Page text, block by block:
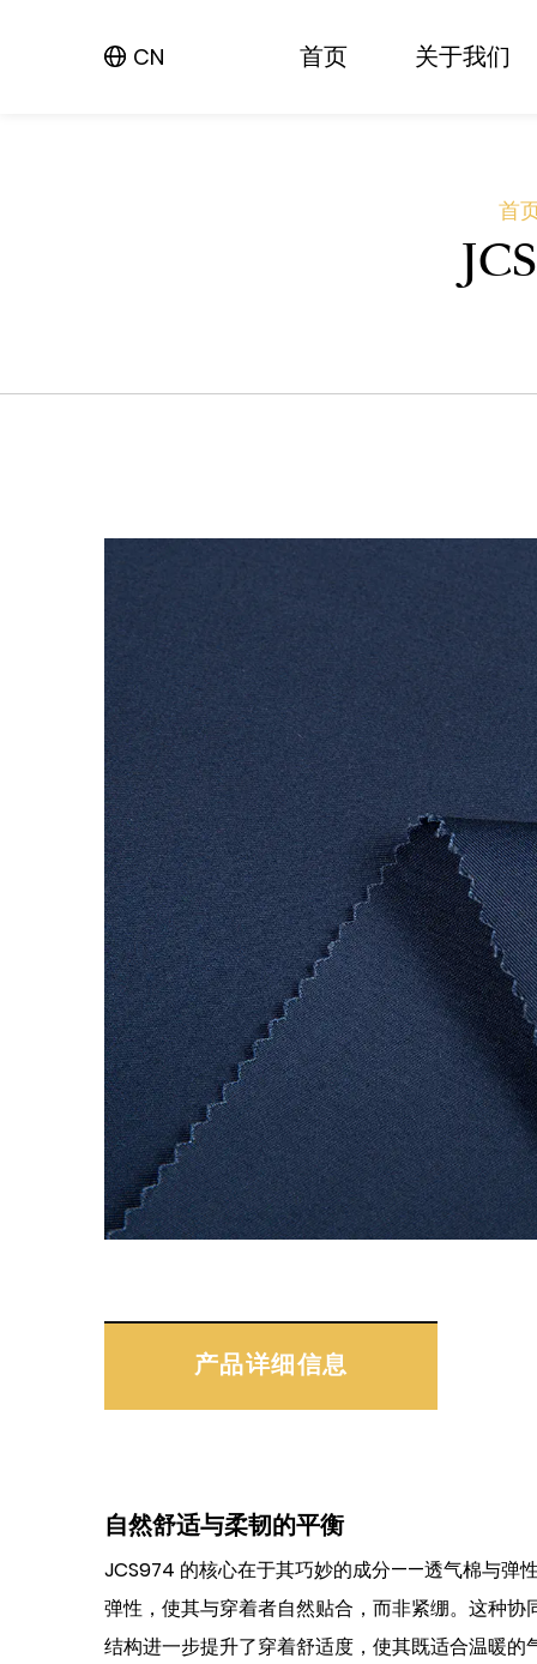
CN 首页 关于我们
首
产品详细信息
自然舒适与柔韧的平衡
JCS974 的核心在于其巧妙的成分——透气棉与弹
弹性，使其与穿着者自然贴合，而非紧绷。这种
结构进一步提升了穿着舒适度，使其既适合温暖